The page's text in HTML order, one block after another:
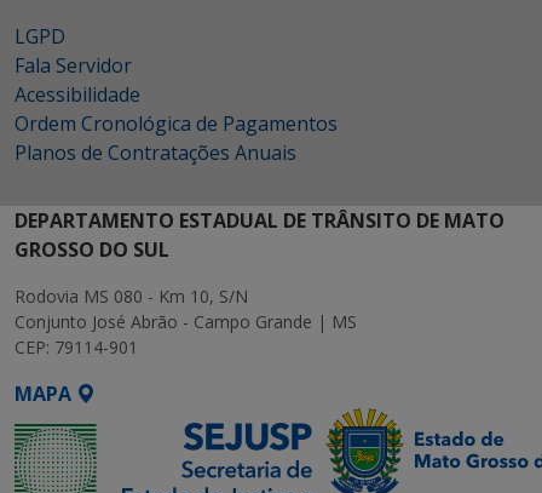
LGPD
Fala Servidor
Acessibilidade
Ordem Cronológica de Pagamentos
Planos de Contratações Anuais
DEPARTAMENTO ESTADUAL DE TRÂNSITO DE MATO
GROSSO DO SUL
Rodovia MS 080 - Km 10, S/N
Conjunto José Abrão - Campo Grande | MS
CEP: 79114-901
MAPA